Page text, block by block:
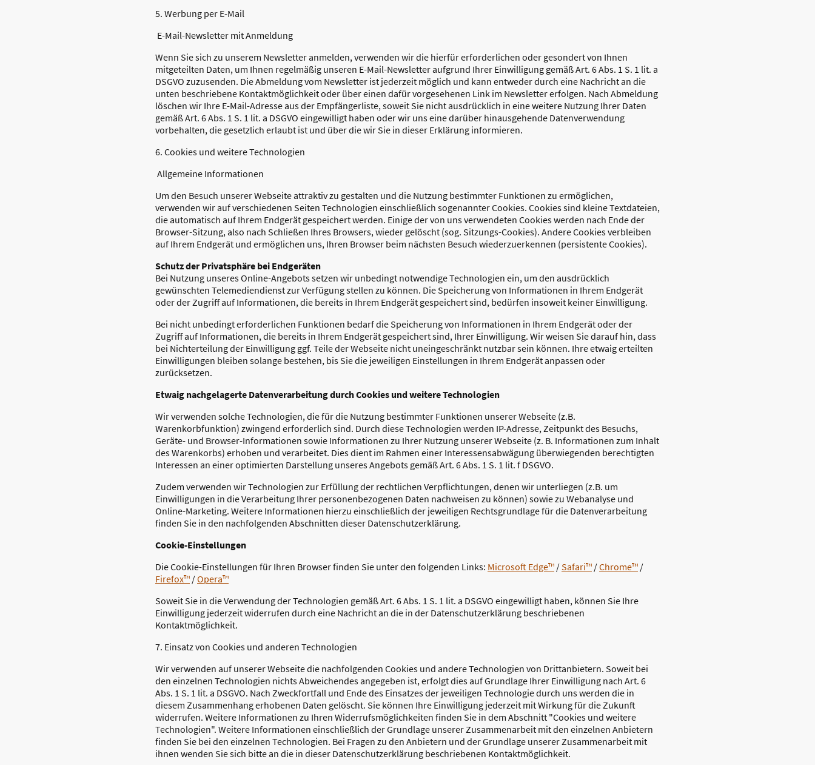
5. Werbung per E-Mail
E-Mail-Newsletter mit Anmeldung
Wenn Sie sich zu unserem Newsletter anmelden, verwenden wir die hierfür erforderlichen oder gesondert von Ihnen
mitgeteilten Daten, um Ihnen regelmäßig unseren E-Mail-Newsletter aufgrund Ihrer Einwilligung gemäß Art. 6 Abs. 1 S. 1 lit. a
DSGVO zuzusenden. Die Abmeldung vom Newsletter ist jederzeit möglich und kann entweder durch eine Nachricht an die
unten beschriebene Kontaktmöglichkeit oder über einen dafür vorgesehenen Link im Newsletter erfolgen. Nach Abmeldung
löschen wir Ihre E-Mail-Adresse aus der Empfängerliste, soweit Sie nicht ausdrücklich in eine weitere Nutzung Ihrer Daten
gemäß Art. 6 Abs. 1 S. 1 lit. a DSGVO eingewilligt haben oder wir uns eine darüber hinausgehende Datenverwendung
vorbehalten, die gesetzlich erlaubt ist und über die wir Sie in dieser Erklärung informieren.
6. Cookies und weitere Technologien
Allgemeine Informationen
Um den Besuch unserer Webseite attraktiv zu gestalten und die Nutzung bestimmter Funktionen zu ermöglichen,
verwenden wir auf verschiedenen Seiten Technologien einschließlich sogenannter Cookies. Cookies sind kleine Textdateien,
die automatisch auf Ihrem Endgerät gespeichert werden. Einige der von uns verwendeten Cookies werden nach Ende der
Browser-Sitzung, also nach Schließen Ihres Browsers, wieder gelöscht (sog. Sitzungs-Cookies). Andere Cookies verbleiben
auf Ihrem Endgerät und ermöglichen uns, Ihren Browser beim nächsten Besuch wiederzuerkennen (persistente Cookies).
Schutz der Privatsphäre bei Endgeräten
Bei Nutzung unseres Online-Angebots setzen wir unbedingt notwendige Technologien ein, um den ausdrücklich
gewünschten Telemediendienst zur Verfügung stellen zu können. Die Speicherung von Informationen in Ihrem Endgerät
oder der Zugriff auf Informationen, die bereits in Ihrem Endgerät gespeichert sind, bedürfen insoweit keiner Einwilligung.
Bei nicht unbedingt erforderlichen Funktionen bedarf die Speicherung von Informationen in Ihrem Endgerät oder der
Zugriff auf Informationen, die bereits in Ihrem Endgerät gespeichert sind, Ihrer Einwilligung. Wir weisen Sie darauf hin, dass
bei Nichterteilung der Einwilligung ggf. Teile der Webseite nicht uneingeschränkt nutzbar sein können. Ihre etwaig erteilten
Einwilligungen bleiben solange bestehen, bis Sie die jeweiligen Einstellungen in Ihrem Endgerät anpassen oder
zurücksetzen.
Etwaig nachgelagerte Datenverarbeitung durch Cookies und weitere Technologien
Wir verwenden solche Technologien, die für die Nutzung bestimmter Funktionen unserer Webseite (z.B.
Warenkorbfunktion) zwingend erforderlich sind. Durch diese Technologien werden IP-Adresse, Zeitpunkt des Besuchs,
Geräte- und Browser-Informationen sowie Informationen zu Ihrer Nutzung unserer Webseite (z. B. Informationen zum Inhalt
des Warenkorbs) erhoben und verarbeitet. Dies dient im Rahmen einer Interessensabwägung überwiegenden berechtigten
Interessen an einer optimierten Darstellung unseres Angebots gemäß Art. 6 Abs. 1 S. 1 lit. f DSGVO.
Zudem verwenden wir Technologien zur Erfüllung der rechtlichen Verpflichtungen, denen wir unterliegen (z.B. um
Einwilligungen in die Verarbeitung Ihrer personenbezogenen Daten nachweisen zu können) sowie zu Webanalyse und
Online-Marketing. Weitere Informationen hierzu einschließlich der jeweiligen Rechtsgrundlage für die Datenverarbeitung
finden Sie in den nachfolgenden Abschnitten dieser Datenschutzerklärung.
Cookie-Einstellungen
Die Cookie-Einstellungen für Ihren Browser finden Sie unter den folgenden Links: Microsoft Edge™ /Safari™ /Chrome™ /
Firefox™ /Opera™
Soweit Sie in die Verwendung der Technologien gemäß Art. 6 Abs. 1 S. 1 lit. a DSGVO eingewilligt haben, können Sie Ihre
Einwilligung jederzeit widerrufen durch eine Nachricht an die in der Datenschutzerklärung beschriebenen
Kontaktmöglichkeit.
7. Einsatz von Cookies und anderen Technologien
Wir verwenden auf unserer Webseite die nachfolgenden Cookies und andere Technologien von Drittanbietern. Soweit bei
den einzelnen Technologien nichts Abweichendes angegeben ist, erfolgt dies auf Grundlage Ihrer Einwilligung nach Art. 6
Abs. 1 S. 1 lit. a DSGVO. Nach Zweckfortfall und Ende des Einsatzes der jeweiligen Technologie durch uns werden die in
diesem Zusammenhang erhobenen Daten gelöscht. Sie können Ihre Einwilligung jederzeit mit Wirkung für die Zukunft
widerrufen. Weitere Informationen zu Ihren Widerrufsmöglichkeiten finden Sie in dem Abschnitt "Cookies und weitere
Technologien". Weitere Informationen einschließlich der Grundlage unserer Zusammenarbeit mit den einzelnen Anbietern
finden Sie bei den einzelnen Technologien. Bei Fragen zu den Anbietern und der Grundlage unserer Zusammenarbeit mit
ihnen wenden Sie sich bitte an die in dieser Datenschutzerklärung beschriebenen Kontaktmöglichkeit.